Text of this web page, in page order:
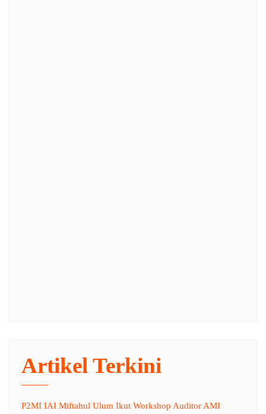
Artikel Terkini
P2MI IAI Miftahul Ulum Ikut Workshop Auditor AMI